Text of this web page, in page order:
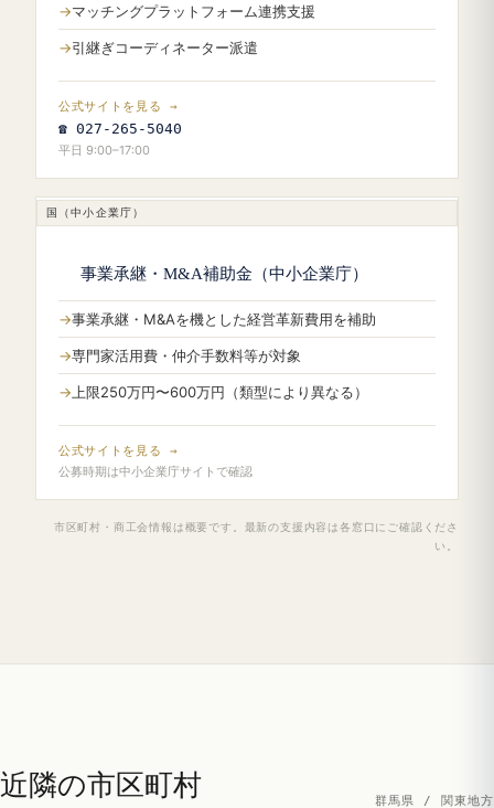
マッチングプラットフォーム連携支援
引継ぎコーディネーター派遣
公式サイトを見る →
☎ 027-265-5040
平日 9:00–17:00
国（中小企業庁）
事業承継・M&A補助金（中小企業庁）
事業承継・M&Aを機とした経営革新費用を補助
専門家活用費・仲介手数料等が対象
上限250万円〜600万円（類型により異なる）
公式サイトを見る →
公募時期は中小企業庁サイトで確認
市区町村・商工会情報は概要です。最新の支援内容は各窓口にご確認くださ
い。
近隣の市区町村 群馬県 / 関東地方